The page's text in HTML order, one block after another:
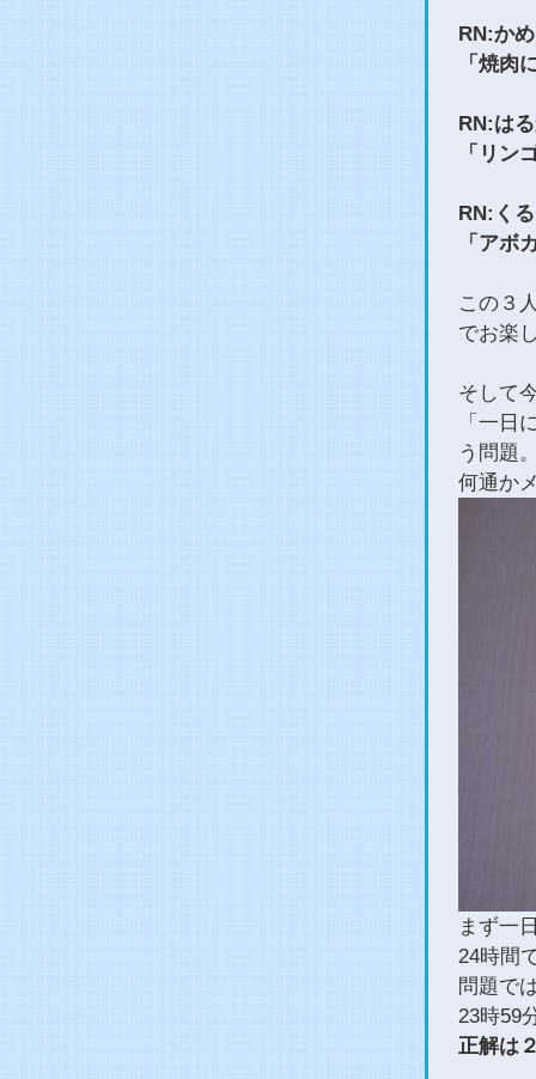
RN:か
「焼肉
RN:は
「リン
RN:く
「アボ
この３
でお楽
そして
「一日
う問題
何通か
まず一
24時間
問題で
23時59
正解は